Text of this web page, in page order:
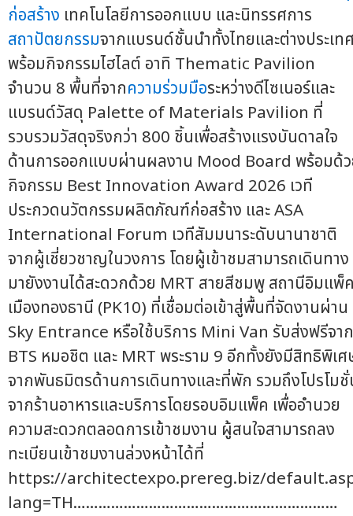
ก่อสร้าง เทคโนโลยีการออกแบบ และนิทรรศการ
สถาปัตยกรรมจากแบรนด์ชั้นนำทั้งไทยและต่างประเท
พร้อมกิจกรรมไฮไลต์ อาทิ Thematic Pavilion
จำนวน 8 พื้นที่จากความร่วมมือระหว่างดีไซเนอร์และ
แบรนด์วัสดุ Palette of Materials Pavilion ที่
รวบรวมวัสดุจริงกว่า 800 ชิ้นเพื่อสร้างแรงบันดาลใจ
ด้านการออกแบบผ่านผลงาน Mood Board พร้อมด้
กิจกรรม Best Innovation Award 2026 เวที
ประกวดนวัตกรรมผลิตภัณฑ์ก่อสร้าง และ ASA
International Forum เวทีสัมมนาระดับนานาชาติ
จากผู้เชี่ยวชาญในวงการ โดยผู้เข้าชมสามารถเดินทาง
มายังงานได้สะดวกด้วย MRT สายสีชมพู สถานีอิมแพ็
เมืองทองธานี (PK10) ที่เชื่อมต่อเข้าสู่พื้นที่จัดงานผ่าน
Sky Entrance หรือใช้บริการ Mini Van รับส่งฟรีจาก
BTS หมอชิต และ MRT พระราม 9 อีกทั้งยังมีสิทธิพิเ
จากพันธมิตรด้านการเดินทางและที่พัก รวมถึงโปรโม
จากร้านอาหารและบริการโดยรอบอิมแพ็ค เพื่ออำนวย
ความสะดวกตลอดการเข้าชมงาน ผู้สนใจสามารถลง
ทะเบียนเข้าชมงานล่วงหน้าได้ที่
https://architectexpo.prereg.biz/
lang=TH………………………………………………………